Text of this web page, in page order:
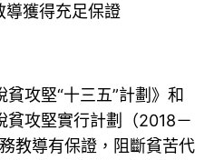
獲得充足保證
攻堅“十三五”計劃》和
貧攻堅實行計劃（2018－
教導有保證，阻斷貧苦代